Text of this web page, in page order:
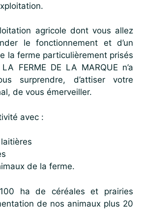
agricole dont vous allez
le fonctionnement et d’un
la ferme particulièrement prisés
FERME DE LA MARQUE n’a
surprendre, d’attiser votre
de vous émerveiller.
avec :
de la ferme.
ha de céréales et prairies
de nos animaux plus 20